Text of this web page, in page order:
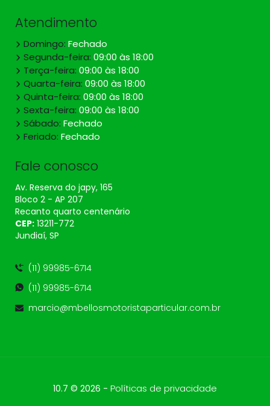
Atendimento
Domingo: Fechado
Segunda-feira: 09:00 às 18:00
Terça-feira: 09:00 às 18:00
Quarta-feira: 09:00 às 18:00
Quinta-feira: 09:00 às 18:00
Sexta-feira: 09:00 às 18:00
Sábado: Fechado
Feriado: Fechado
Fale conosco
Av. Reserva do japy, 165
Bloco 2 - AP 207
Recanto quarto centenário
CEP: 13211​-772
Jundiaí, SP
(11) 99985-6714
(11) 99985-6714
marcio@mbellosmotoristaparticular.com.br
10.7 © 2026 - Políticas de privacidade